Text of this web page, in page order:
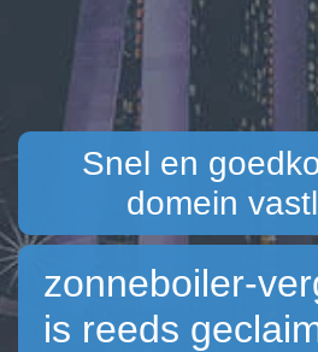
Snel en
domein
zonneboiler-
is reeds